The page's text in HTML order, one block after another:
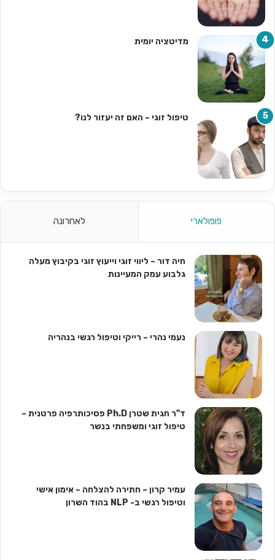
מדיטציה יומית
טיפול זוגי – האם זה יעזור לנו?
פופולארי לאחרונה
חיה דור – ליווי זוגי וייעוץ זוגי בקיבוץ מעלה
גלבוע עמק המעיינות
נעמי נהרי – רייקי וטיפול רגשי בנהריה
ד"ר חגית שטרן Ph.D פסיכותרפיה פרטנית –
טיפול זוגי ומשפחתי בנשר
עמיר קרון – חתירה להצלחה – אימון אישי
וטיפול רגשי ב- NLP בהוד השרון